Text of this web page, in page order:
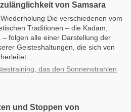
von Samsara
Die verschiedenen vom
Traditionen – die Kadam,
folgen alle einer Darstellung der
Geisteshaltungen, die sich von
das den Sonnenstrahlen
und Stoppen von